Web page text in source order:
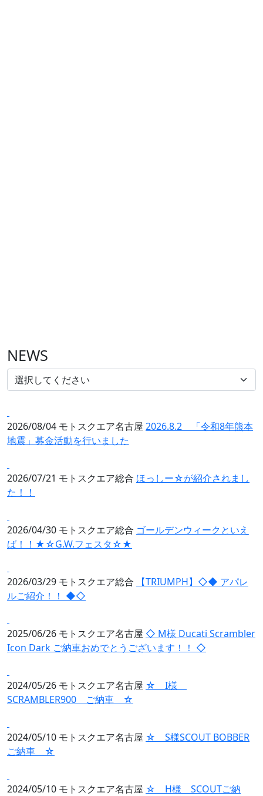
NEWS
2026/08/04 モトスクエア名古屋 2026.8.2 「令和8年熊本
地震」募金活動を行いました
2026/07/21 モトスクエア総合 ほっしー☆が紹介されまし
た！！
2026/04/30 モトスクエア総合 ゴールデンウィークといえ
ば！！★☆G.W.フェスタ☆★
2026/03/29 モトスクエア総合
【TRIUMPH】◇◆ アパレ
ルご紹介！！ ◆◇
2025/06/26 モトスクエア名古屋 ◇ M様 Ducati Scrambler
Icon Dark ご納車おめでとうございます！！ ◇
2024/05/26 モトスクエア名古屋 ☆ I様
SCRAMBLER900 ご納車 ☆
2024/05/10 モトスクエア名古屋 ☆ S様SCOUT BOBBER
ご納車 ☆
2024/05/10 モトスクエア名古屋 ☆ H様 SCOUTご納